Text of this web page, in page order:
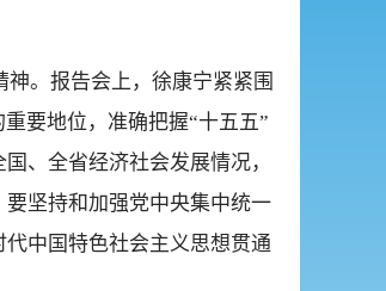
。报告会上，徐康宁紧紧围
要地位，准确把握“十五五”
、全省经济社会发展情况，
坚持和加强党中央集中统一
中国特色社会主义思想贯通